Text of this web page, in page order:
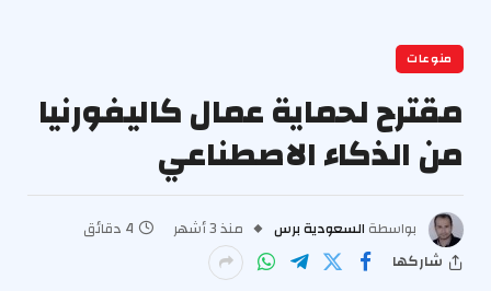
منوعات
مقترح لحماية عمال كاليفورنيا
من الذكاء الاصطناعي
بواسطة السعودية برس منذ 3 أشهر
4 دقائق
شاركها